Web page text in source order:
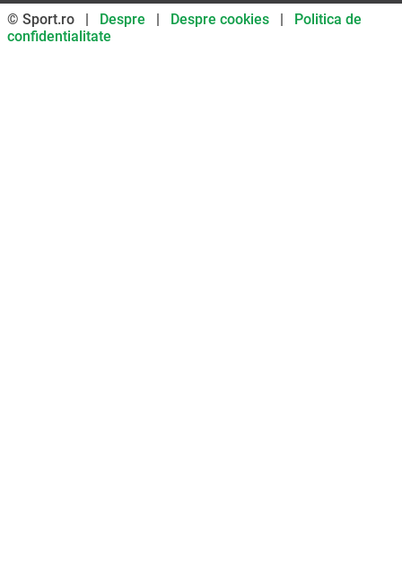
© Sport.ro | Despre Despre cookies
Politica de
confidentialitate